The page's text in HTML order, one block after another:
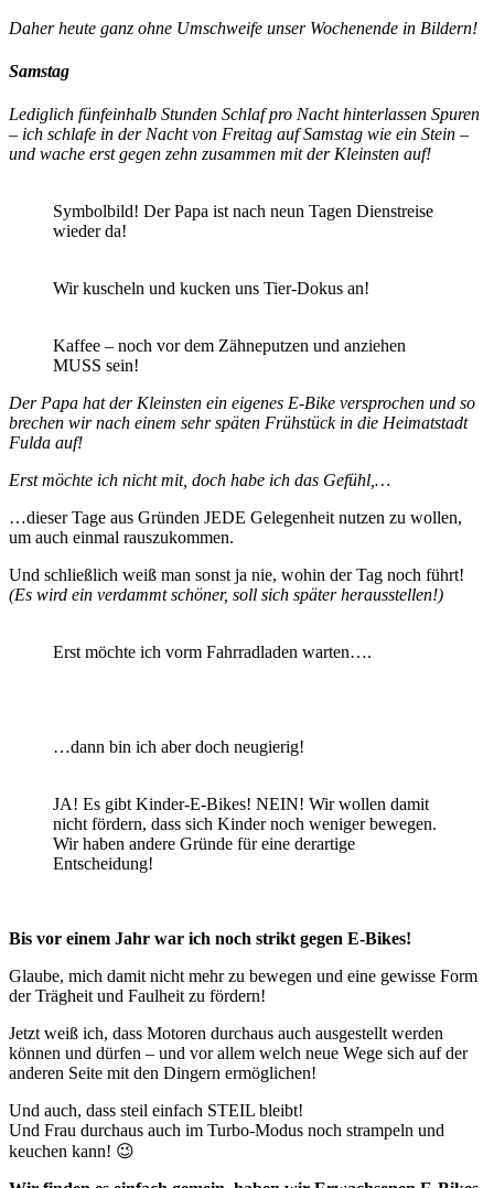
Daher heute ganz ohne Umschweife unser Wochenende in Bildern!
Samstag
Lediglich fünfeinhalb Stunden Schlaf pro Nacht hinterlassen Spuren
– ich schlafe in der Nacht von Freitag auf Samstag wie ein Stein –
und wache erst gegen zehn zusammen mit der Kleinsten auf!
Symbolbild! Der Papa ist nach neun Tagen Dienstreise
wieder da!
Wir kuscheln und kucken uns Tier-Dokus an!
Kaffee – noch vor dem Zähneputzen und anziehen
MUSS sein!
Der Papa hat der Kleinsten ein eigenes E-Bike versprochen und so
brechen wir nach einem sehr späten Frühstück in die Heimatstadt
Fulda auf!
Erst möchte ich nicht mit, doch habe ich das Gefühl,…
…dieser Tage aus Gründen JEDE Gelegenheit nutzen zu wollen,
um auch einmal rauszukommen.
Und schließlich weiß man sonst ja nie, wohin der Tag noch führt!
(Es wird ein verdammt schöner, soll sich später herausstellen!)
Erst möchte ich vorm Fahrradladen warten….
…dann bin ich aber doch neugierig!
JA! Es gibt Kinder-E-Bikes! NEIN! Wir wollen damit
nicht fördern, dass sich Kinder noch weniger bewegen.
Wir haben andere Gründe für eine derartige
Entscheidung!
Bis vor einem Jahr war ich noch strikt gegen E-Bikes!
Glaube, mich damit nicht mehr zu bewegen und eine gewisse Form
der Trägheit und Faulheit zu fördern!
Jetzt weiß ich, dass Motoren durchaus auch ausgestellt werden
können und dürfen – und vor allem welch neue Wege sich auf der
anderen Seite mit den Dingern ermöglichen!
Und auch, dass steil einfach STEIL bleibt!
Und Frau durchaus auch im Turbo-Modus noch strampeln und
keuchen kann! 😉